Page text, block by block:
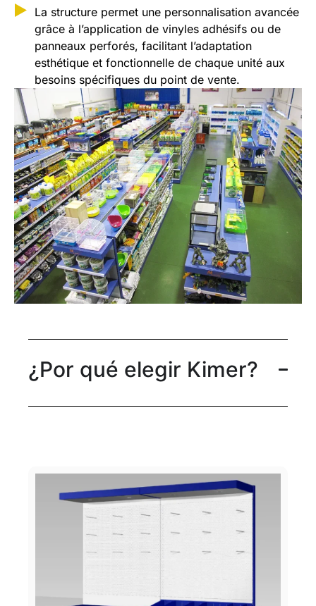
La structure permet une personnalisation avancée
grâce à l’application de vinyles adhésifs ou de
panneaux perforés, facilitant l’adaptation
esthétique et fonctionnelle de chaque unité aux
besoins spécifiques du point de vente.
¿Por qué elegir Kimer?